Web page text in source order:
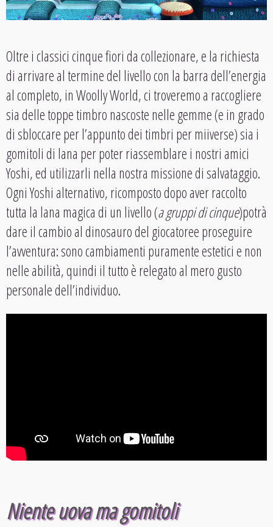
Oltre i classici cinque fiori da collezionare, e la richiesta
di arrivare al termine del livello con la barra dell’energia
al completo, in Woolly World, ci troveremo a raccogliere
sia delle toppe timbro nascoste nelle gemme (e in grado
di sbloccare per l’appunto dei timbri per miiverse) sia i
gomitoli di lana per poter riassemblare i nostri amici
Yoshi, ed utilizzarli nella nostra missione di salvataggio.
Ogni Yoshi alternativo, ricomposto dopo aver raccolto
tutta la lana magica di un livello (a gruppi di cinque)potrà
dare il cambio al dinosauro del giocatoree proseguire
l’avventura: sono cambiamenti puramente estetici e non
nelle abilità, quindi il tutto è relegato al mero gusto
personale dell’individuo.
Niente uova ma gomitoli